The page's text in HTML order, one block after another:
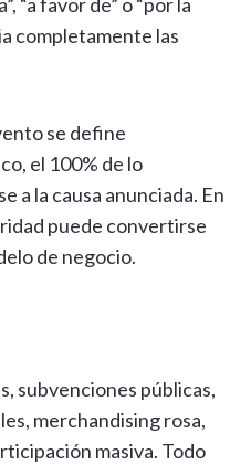
completamente las
se define
el 100% de lo
a la causa anunciada. En
puede convertirse
de negocio.
subvenciones públicas,
merchandising rosa,
masiva. Todo